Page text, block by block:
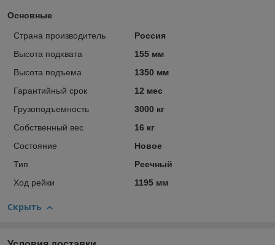
Основные
Страна производитель
Россия
Высота подхвата
155 мм
Высота подъема
1350 мм
Гарантийный срок
12 мес
Грузоподъемность
3000 кг
Собственный вес
16 кг
Состояние
Новое
Тип
Реечный
Ход рейки
1195 мм
Скрыть